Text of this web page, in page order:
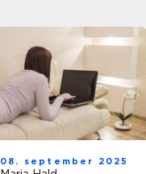
08. september 2025